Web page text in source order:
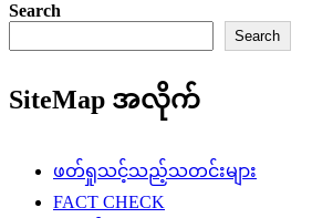
Search
Search
SiteMap အလိုက်
ဖတ်ရှုသင့်သည့်သတင်းများ
FACT CHECK